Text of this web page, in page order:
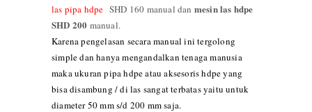
las pipa hdpe SHD 160 manual dan mesin las hdpe
SHD 200 manual.
Karena pengelasan secara manual ini tergolong
simple dan hanya mengandalkan tenaga manusia
maka ukuran pipa hdpe atau aksesoris hdpe yang
bisa disambung / di las sangat terbatas yaitu untuk
diameter 50 mm s/d 200 mm saja.